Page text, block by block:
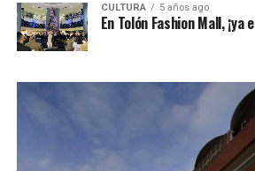
CULTURA 5 años ago
En Tolón Fashion Mall, ¡ya